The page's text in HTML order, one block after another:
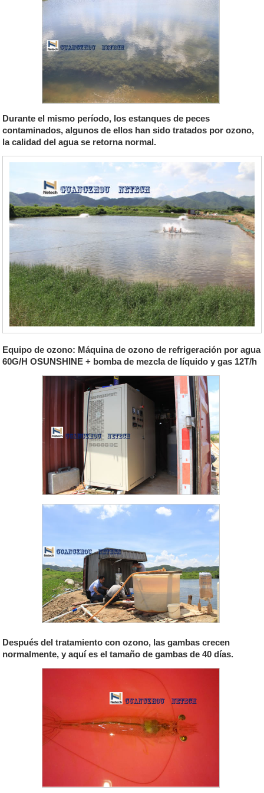
Durante el mismo período, los estanques de peces
contaminados, algunos de ellos han sido tratados por ozono,
la calidad del agua se retorna normal.
Equipo de ozono: Máquina de ozono de refrigeración por agua
60G/H OSUNSHINE + bomba de mezcla de líquido y gas 12T/h
Después del tratamiento con ozono, las gambas crecen
normalmente, y aquí es el tamaño de gambas de 40 días.